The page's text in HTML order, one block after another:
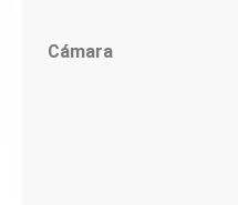
Cámara